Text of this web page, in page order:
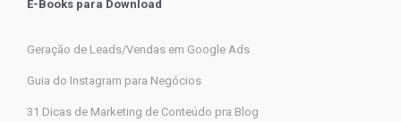
E-Books para Download
Geração de Leads/Vendas em Google Ads
Guia do Instagram para Negócios
31 Dicas de Marketing de Conteúdo pra Blog